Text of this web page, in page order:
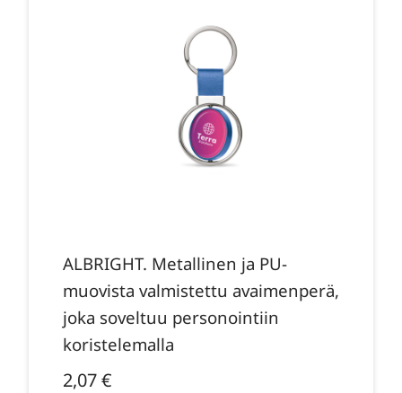
ALBRIGHT. Metallinen ja PU-
muovista valmistettu avaimenperä,
joka soveltuu personointiin
koristelemalla
2,07€